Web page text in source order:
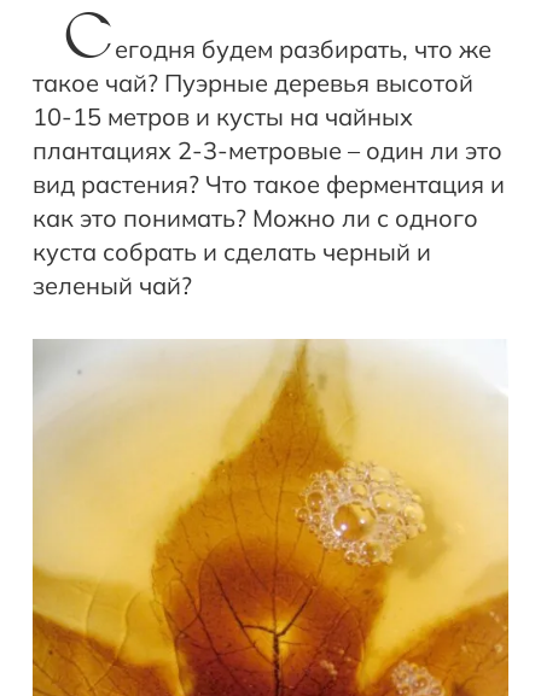
Сегодня будем разбирать, что же
такое чай? Пуэрные деревья высотой
10-15 метров и кусты на чайных
плантациях 2-3-метровые – один ли это
вид растения? Что такое ферментация и
как это понимать? Можно ли с одного
куста собрать и сделать черный и
зеленый чай?